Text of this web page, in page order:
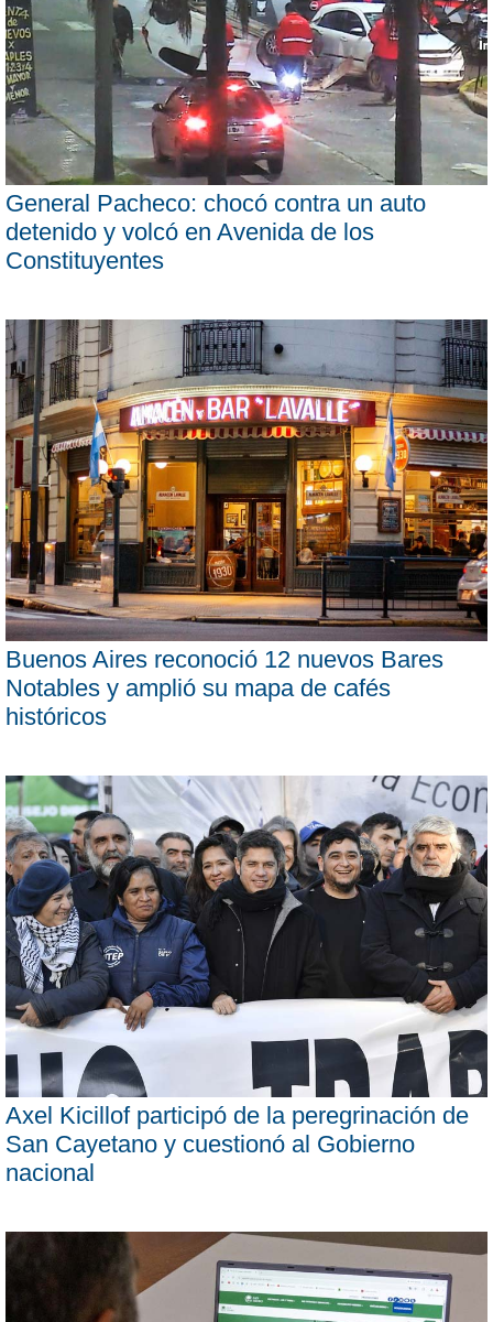
General Pacheco: chocó contra un auto
detenido y volcó en Avenida de los
Constituyentes
Buenos Aires reconoció 12 nuevos Bares
Notables y amplió su mapa de cafés
históricos
Axel Kicillof participó de la peregrinación de
San Cayetano y cuestionó al Gobierno
nacional